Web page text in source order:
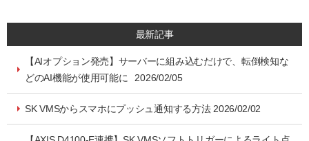
最新記事
【AIオプション発売】サーバーに組み込むだけで、転倒検知な
どのAI機能が使用可能に 2026/02/05
SK VMSからスマホにプッシュ通知する方法 2026/02/02